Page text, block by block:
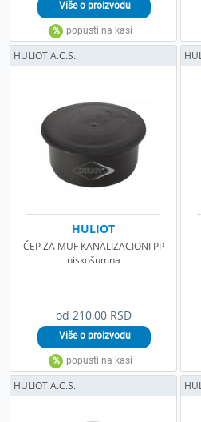
od 210,00 RSD
HULIOT
ČEP ZA MUF KANALIZACIONI PP
niskošumna
HULIOT A.C.S.
HULIOT A.C.S.